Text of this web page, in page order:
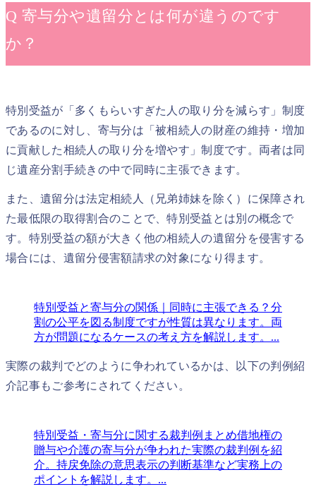
Q 寄与分や遺留分とは何が違うのです
か？
特別受益が「多くもらいすぎた人の取り分を減らす」制度
であるのに対し、寄与分は「被相続人の財産の維持・増加
に貢献した相続人の取り分を増やす」制度です。両者は同
じ遺産分割手続きの中で同時に主張できます。
また、遺留分は法定相続人（兄弟姉妹を除く）に保障され
た最低限の取得割合のことで、特別受益とは別の概念で
す。特別受益の額が大きく他の相続人の遺留分を侵害する
場合には、遺留分侵害額請求の対象になり得ます。
特別受益と寄与分の関係｜同時に主張できる？ 分
割の公平を図る制度ですが性質は異なります。両
方が問題になるケースの考え方を解説します。...
実際の裁判でどのように争われているかは、以下の判例紹
介記事もご参考にされてください。
特別受益・寄与分に関する裁判例まとめ借地権の
贈与や介護の寄与分が争われた実際の裁判例を紹
介。持戻免除の意思表示の判断基準など実務上の
ポイントを解説します。...